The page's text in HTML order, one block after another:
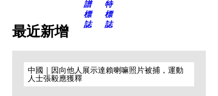
最近新增
中國｜因向他人展示達賴喇嘛照片被捕，運動
人士張毅應獲釋